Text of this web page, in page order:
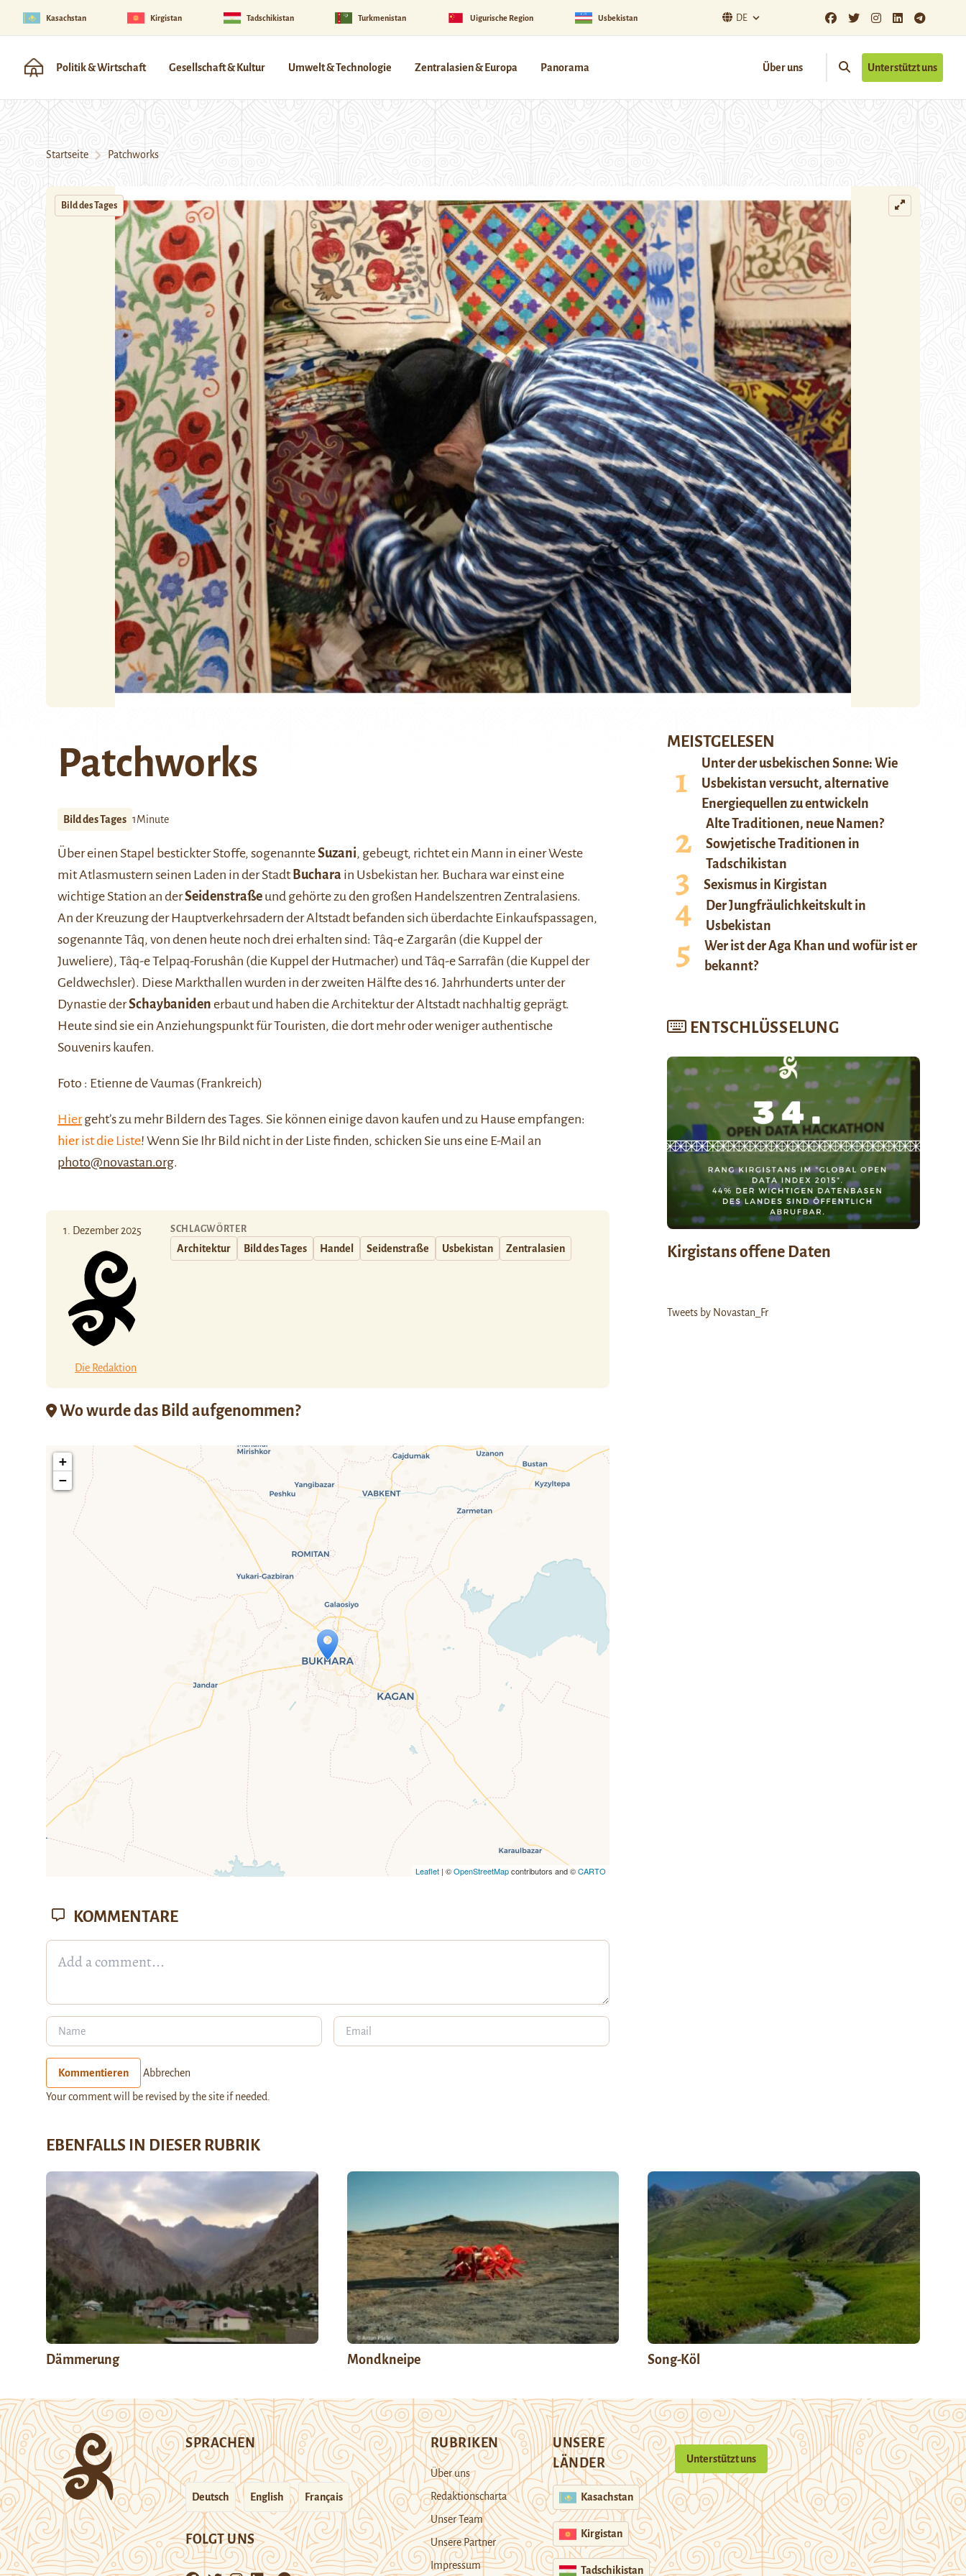
Kasachstan Kirgistan Tadschikistan Turkmenistan Uigurische Region Usbekistan DE
Politik & Wirtschaft Gesellschaft & Kultur Umwelt & Technologie Zentralasien & Europa Panorama Über uns Unterstützt uns
Startseite Patchworks
Bild des Tages
Patchworks
Bild des Tages 1Minute
Über einen Stapel bestickter Stoffe, sogenannteSuzani, gebeugt, richtet ein Mann in einer Weste
mit Atlasmustern seinen Laden in der Stadt Buchara in Usbekistan her. Buchara war einst eine
wichtige Station an derSeidenstraße und gehörte zu den großen Handelszentren Zentralasiens.
An der Kreuzung der Hauptverkehrsadern der Altstadt befanden sich überdachte Einkaufspassagen,
sogenannte Tâq, von denen heute noch drei erhalten sind: Tâq-e Zargarân (die Kuppel der
Juweliere), Tâq-e Telpaq-Forushân (die Kuppel der Hutmacher) und Tâq-e Sarrafân (die Kuppel der
Geldwechsler). Diese Markthallen wurden in der zweiten Hälfte des 16. Jahrhunderts unter der
Dynastie derSchaybaniden erbaut und haben die Architektur der Altstadt nachhaltig geprägt.
Heute sind sie ein Anziehungspunkt für Touristen, die dort mehr oder weniger authentische
Souvenirs kaufen.
Foto : Etienne de Vaumas (Frankreich)
Hiergeht’s zu mehr Bildern des Tages. Sie können einige davon kaufen und zu Hause empfangen:
hier ist die Liste! Wenn Sie Ihr Bild nicht in der Liste finden, schicken Sie uns eine E-Mail an
photo@novastan.org.
1. Dezember 2025
Die Redaktion
SCHLAGWÖRTER
Architektur Bild des Tages Handel Seidenstraße Usbekistan Zentralasien
Wo wurde das Bild aufgenommen?
Travelers' Map wird geladen …
Wenn du dies siehst, nachdem deine Seite vollständig geladen wurde,
fehlen leafletJS-Dateien.
+
−
Leaflet | ©OpenStreetMapcontributors and ©CARTO
MEISTGELESEN
Unter der usbekischen Sonne: Wie
Usbekistan versucht, alternative
Energiequellen zu entwickeln
Alte Traditionen, neue Namen?
Sowjetische Traditionen in
Tadschikistan
Sexismus in Kirgistan
Der Jungfräulichkeitskult in
Usbekistan
Wer ist der Aga Khan und wofür ist er
bekannt?
ENTSCHLÜSSELUNG
Kirgistans offene Daten
Tweets by Novastan_Fr
KOMMENTARE
Kommentieren Abbrechen
Your comment will be revised by the site if needed.
EBENFALLS IN DIESER RUBRIK
Dämmerung Mondkneipe Song-Köl
SPRACHEN
Deutsch English Français
FOLGT UNS
RUBRIKEN
Über uns
Redaktionscharta
Unser Team
Unsere Partner
Impressum
UNSERE
LÄNDER
Kasachstan
Kirgistan
Tadschikistan
Unterstützt uns